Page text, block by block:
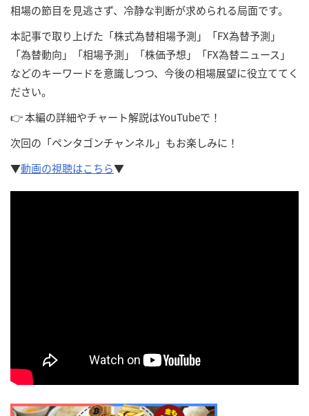
相場の節目を見逃さず、冷静な判断が求められる局面です。
本記事で取り上げた「株式為替相場予測」「FX為替予測」
「為替動向」「相場予測」「株価予想」「FX為替ニュース」
などのキーワードを意識しつつ、今後の相場展望に役立ててく
ださい。
👉 本編の詳細やチャート解説はYouTubeで！
次回の「ペンタゴンチャンネル」もお楽しみに！
▼動画の視聴はこちら▼